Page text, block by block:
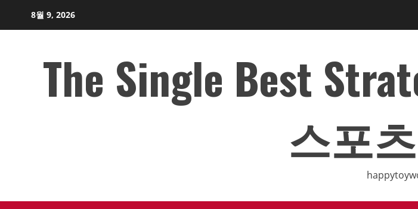
8월 9, 2026
The Single Best
스포